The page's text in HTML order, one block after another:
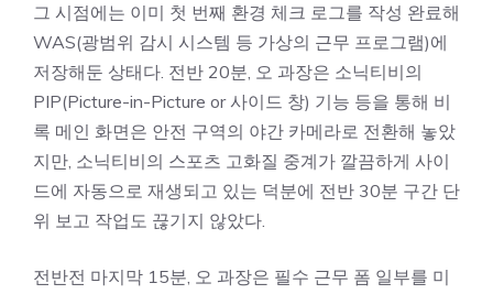
그 시점에는 이미 첫 번째 환경 체크 로그를 작성 완료해
WAS(광범위 감시 시스템 등 가상의 근무 프로그램)에
저장해둔 상태다. 전반 20분, 오 과장은 소닉티비의
PIP(Picture-in-Picture or 사이드 창) 기능 등을 통해 비
록 메인 화면은 안전 구역의 야간 카메라로 전환해 놓았
지만, 소닉티비의 스포츠 고화질 중계가 깔끔하게 사이
드에 자동으로 재생되고 있는 덕분에 전반 30분 구간 단
위 보고 작업도 끊기지 않았다.
전반전 마지막 15분, 오 과장은 필수 근무 폼 일부를 미